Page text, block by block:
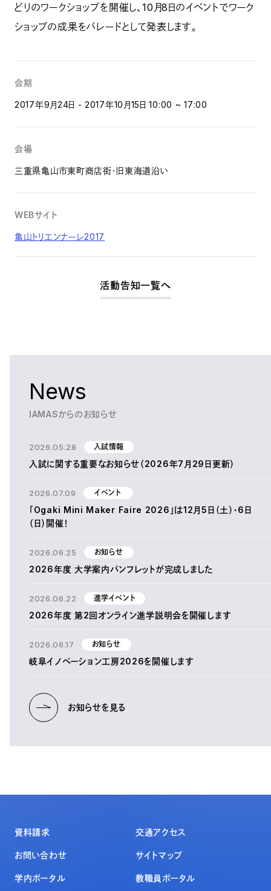
どりのワークショップを開催し、10月8日のイベントでワーク
ショップの成果をパレードとして発表します。
会期
2017年9月24日 - 2017年10月15日 10:00 ~ 17:00
会場
三重県亀山市東町商店街・旧東海道沿い
WEBサイト
亀山トリエンナーレ2017
活動告知一覧へ
News
IAMASからのお知らせ
2026.05.28 入試情報
入試に関する重要なお知らせ（2026年7月29日更新）
2026.07.09 イベント
「Ogaki Mini Maker Faire 2026」は12月5日（土）・6日
（日）開催！
2026.06.25 お知らせ
2026年度 大学案内パンフレットが完成しました
2026.06.22 進学イベント
2026年度 第2回オンライン進学説明会を開催します
2026.06.17 お知らせ
岐阜イノベーション工房2026を開催します
お知らせを見る
資料請求 交通アクセス
お問い合わせ サイトマップ
学内ポータル 教職員ポータル